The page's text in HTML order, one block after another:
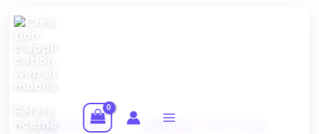
Aller
GUIDE EXPERT · STRATÉGIE AFFILIATION